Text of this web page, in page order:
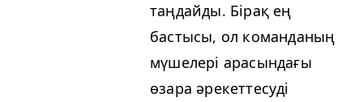
таңдайды. Бірақ ең
бастысы, ол команданың
мүшелері арасындағы
өзара әрекеттесуді